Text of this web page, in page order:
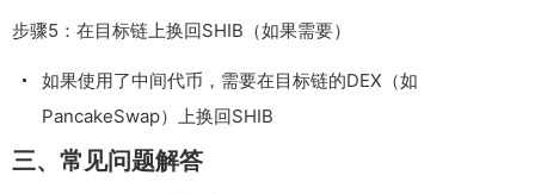
步骤5：在目标链上换回SHIB（如果需要）
如果使用了中间代币，需要在目标链的DEX（如
PancakeSwap）上换回SHIB
三、常见问题解答